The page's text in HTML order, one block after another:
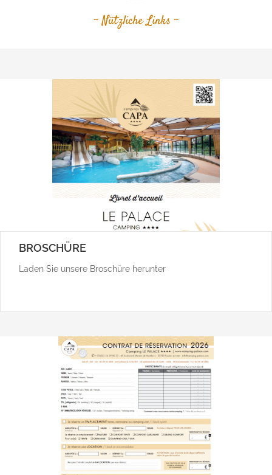
~ Nützliche Links ~
BROSCHÜRE
Laden Sie unsere Broschüre herunter